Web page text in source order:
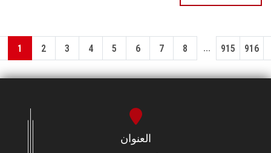
1 2 3 4 5 6 7 8 ... 915 916
العنوان